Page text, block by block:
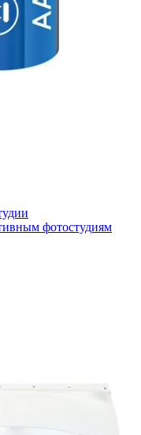
фотостудиям